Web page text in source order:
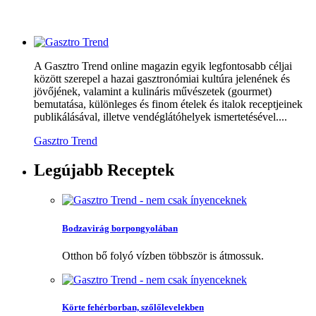
A Gasztro Trend online magazin egyik legfontosabb céljai
között szerepel a hazai gasztronómiai kultúra jelenének és
jövőjének, valamint a kulináris művészetek (gourmet)
bemutatása, különleges és finom ételek és italok receptjeinek
publikálásával, illetve vendéglátóhelyek ismertetésével....
Gasztro Trend
Legújabb Receptek
Bodzavirág borpongyolában
Otthon bő folyó vízben többször is átmossuk.
Körte fehérborban, szőlőlevelekben